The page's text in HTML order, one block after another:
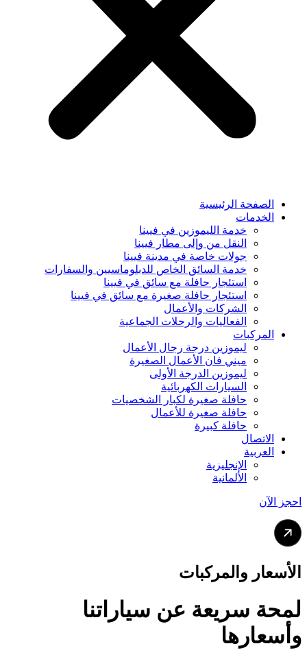
الصفحة الرئيسية
الخدمات
خدمة الليموزين في فيينا
النقل من وإلى مطار فيينا
جولات خاصة في مدينة فيينا
خدمة السائق الخاص للدبلوماسيين والسفارات
استئجار حافلة مع سائق في فيينا
استئجار حافلة صغيرة مع سائق في فيينا
الشركات والأعمال
الفعاليات والرحلات الجماعية
المركبات
ليموزين درجة رجال الأعمال
ميني فان الأعمال الصغيرة
ليموزين الدرجة الأولى
السيارات الكهربائية
حافلة صغيرة لكبار الشخصيات
حافلة صغيرة للأعمال
حافلة كبيرة
الاتصال
العربية
الإنجليزية
الألمانية
احجز الآن
الأسعار والمركبات
لمحة سريعة عن سياراتنا
وأسعارها